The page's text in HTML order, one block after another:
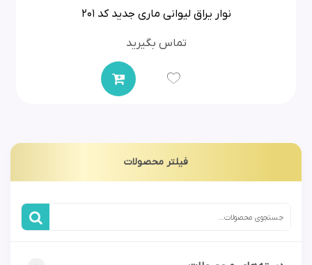
نوار یراق لیوانی ماری جدید کد 201
تماس بگیرید
فیلتر محصولات